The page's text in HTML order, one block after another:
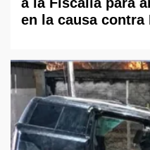
en la causa contra